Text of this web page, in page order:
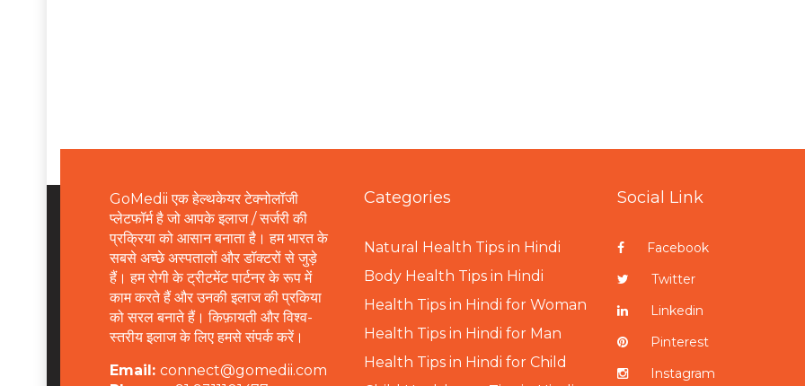
GoMedii एक हेल्थकेयर टेक्नोलॉजी
प्लेटफॉर्म है जो आपके इलाज / सर्जरी की
प्रक्रिया को आसान बनाता है। हम भारत के
सबसे अच्छे अस्पतालों और डॉक्टरों से जुड़े
हैं। हम रोगी के ट्रीटमेंट पार्टनर के रूप में
काम करते हैं और उनकी इलाज की प्रकिया
को सरल बनाते हैं। किफ़ायती और विश्व-
स्तरीय इलाज के लिए हमसे संपर्क करें।
Email: connect@gomedii.com
Categories
Natural Health Tips in Hindi
Body Health Tips in Hindi
Health Tips in Hindi for Woman
Health Tips in Hindi for Man
Health Tips in Hindi for Child
Social Link
Facebook
Twitter
Linkedin
Pinterest
Instagram